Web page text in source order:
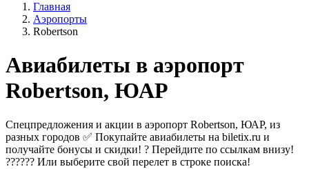
Главная
Аэропорты
Robertson
Авиабилеты в аэропорт
Robertson, ЮАР
Спецпредложения и акции в аэропорт Robertson, ЮАР, из
разных городов ✅ Покупайте авиабилеты на biletix.ru и
получайте бонусы и скидки! ? Перейдите по ссылкам внизу!
?????? Или выберите свой перелет в строке поиска!